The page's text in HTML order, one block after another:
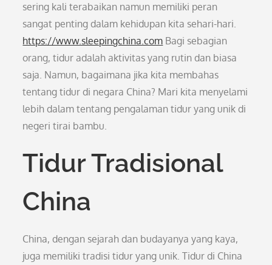
sering kali terabaikan namun memiliki peran
sangat penting dalam kehidupan kita sehari-hari.
https://www.sleepingchina.com Bagi sebagian
orang, tidur adalah aktivitas yang rutin dan biasa
saja. Namun, bagaimana jika kita membahas
tentang tidur di negara China? Mari kita menyelami
lebih dalam tentang pengalaman tidur yang unik di
negeri tirai bambu.
Tidur Tradisional
China
China, dengan sejarah dan budayanya yang kaya,
juga memiliki tradisi tidur yang unik. Tidur di China